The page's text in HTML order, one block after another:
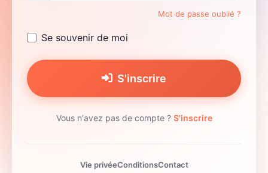
Mot de passe oublié ?
Se souvenir de moi
S'inscrire
Vous n'avez pas de compte ? S'inscrire
Vie privéeConditionsContact